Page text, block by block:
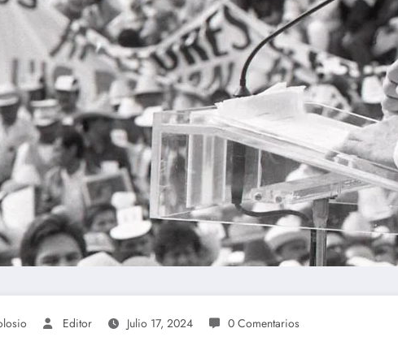
Editor Julio 17, 2024 0 Comentarios